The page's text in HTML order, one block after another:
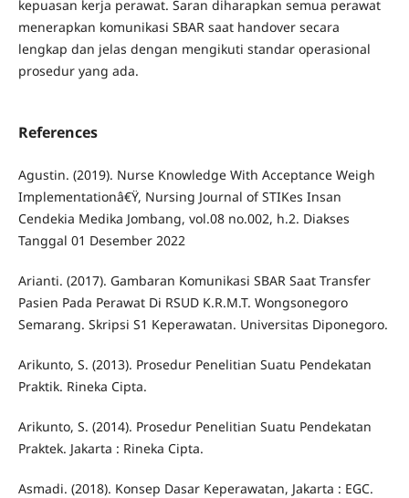
kepuasan kerja perawat. Saran diharapkan semua perawat
menerapkan komunikasi SBAR saat handover secara
lengkap dan jelas dengan mengikuti standar operasional
prosedur yang ada.
References
Agustin. (2019). Nurse Knowledge With Acceptance Weigh
Implementationâ€Ÿ, Nursing Journal of STIKes Insan
Cendekia Medika Jombang, vol.08 no.002, h.2. Diakses
Tanggal 01 Desember 2022
Arianti. (2017). Gambaran Komunikasi SBAR Saat Transfer
Pasien Pada Perawat Di RSUD K.R.M.T. Wongsonegoro
Semarang. Skripsi S1 Keperawatan. Universitas Diponegoro.
Arikunto, S. (2013). Prosedur Penelitian Suatu Pendekatan
Praktik. Rineka Cipta.
Arikunto, S. (2014). Prosedur Penelitian Suatu Pendekatan
Praktek. Jakarta : Rineka Cipta.
Asmadi. (2018). Konsep Dasar Keperawatan, Jakarta : EGC.